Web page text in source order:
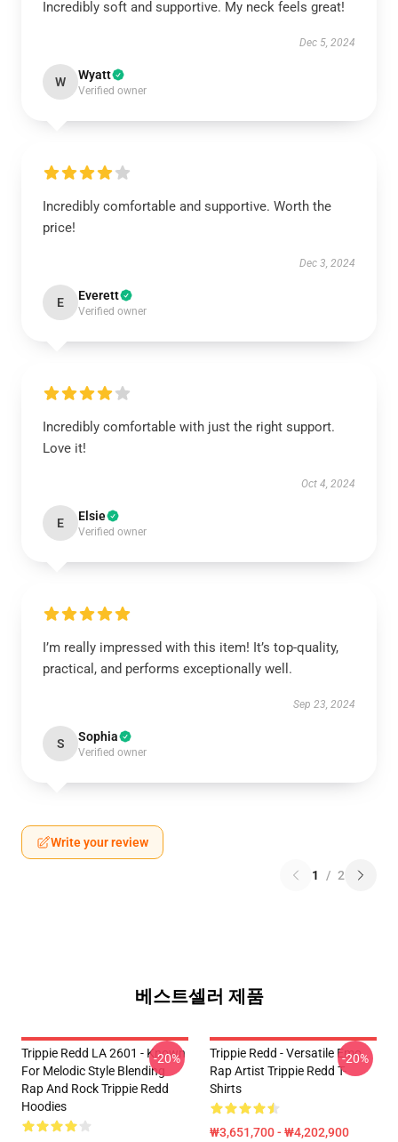
Incredibly soft and supportive. My neck feels great!
Dec 5, 2024
W Wyatt
Verified owner
Incredibly comfortable and supportive. Worth the
price!
Dec 3, 2024
E Everett
Verified owner
Incredibly comfortable with just the right support.
Love it!
Oct 4, 2024
E Elsie
Verified owner
I’m really impressed with this item! It’s top-quality,
practical, and performs exceptionally well.
Sep 23, 2024
S Sophia
Verified owner
Write your review
1 / 2
베스트셀러 제품
Trippie Redd LA 2601 - Known
For Melodic Style Blending
Rap And Rock Trippie Redd
Hoodies
-20%
Trippie Redd - Versatile Emo
Rap Artist Trippie Redd T-
Shirts
₩3,651,700 - ₩4,202,900
-20%